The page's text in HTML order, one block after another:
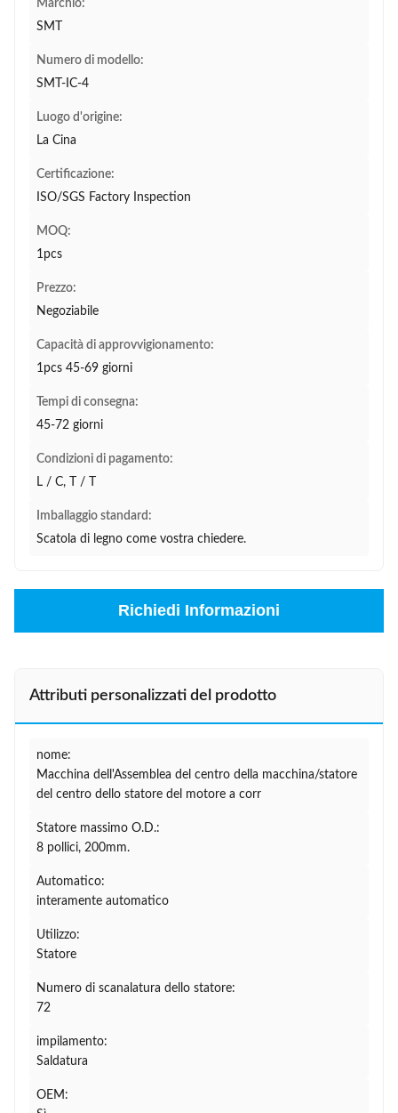
Marchio:
SMT
Numero di modello:
SMT-IC-4
Luogo d'origine:
La Cina
Certificazione:
ISO/SGS Factory Inspection
MOQ:
1pcs
Prezzo:
Negoziabile
Capacità di approvvigionamento:
1pcs 45-69 giorni
Tempi di consegna:
45-72 giorni
Condizioni di pagamento:
L / C, T / T
Imballaggio standard:
Scatola di legno come vostra chiedere.
Richiedi Informazioni
Attributi personalizzati del prodotto
nome:
Macchina dell'Assemblea del centro della macchina/statore
del centro dello statore del motore a corr
Statore massimo O.D.:
8 pollici, 200mm.
Automatico:
interamente automatico
Utilizzo:
Statore
Numero di scanalatura dello statore:
72
impilamento:
Saldatura
OEM: